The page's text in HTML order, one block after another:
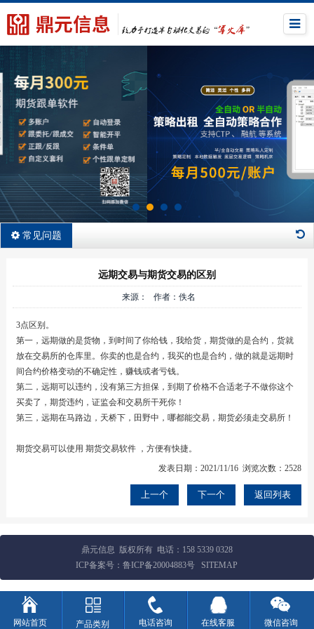
常见问题
远期交易与期货交易的区别
来源： 作者：佚名
3点区别。
第一，远期做的是货物，到时间了你给钱，我给货，期货做的是合约，货就
放在交易所的仓库里。你卖的也是合约，我买的也是合约，做的就是远期时
间合约价格变动的不确定性，赚钱或者亏钱。
第二，远期可以违约，没有第三方担保，到期了价格不合适老子不做你这个
买卖了，期货违约，证监会和交易所干死你！
第三，远期在马路边，天桥下，田野中，哪都能交易，期货必须走交易所！
期货交易可以使用 期货交易软件 ，方便有快捷。
发表日期：2021/11/16 浏览次数：2528
上一个 下一个 返回列表
鼎元信息 版权所有 电话： 158 5339 0328
ICP备案号：鲁ICP备20004883号 SITEMAP
网站首页 产品类别 电话咨询 在线客服 微信咨询